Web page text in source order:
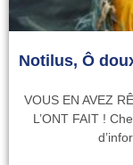
Notilus, Ô
VOUS EN AVEZ
L’ONT FAIT !